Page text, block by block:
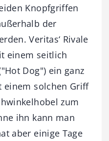
Knopfgriffen
der
Veritas‘ Rivale
einem seitlich
Dog") ein ganz
einem solchen Griff
zum
ihn kann man
aber einige Tage